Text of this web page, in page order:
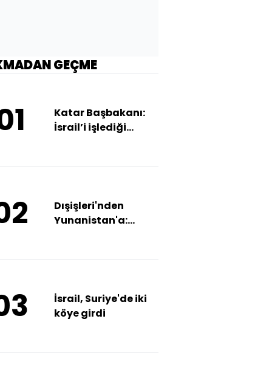
GEÇME
Katar Başbakanı:
İsrail’i işlediği
Dışişleri'nden
Yunanistan'a:
İsrail, Suriye'de iki
köye girdi